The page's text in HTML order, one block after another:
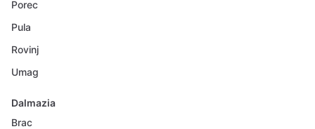
Porec
Pula
Rovinj
Umag
Dalmazia
Brac